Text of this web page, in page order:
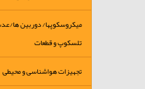
میکروسکوپها/ دوربین ها/
تلسکوپ و قطعات
تجهیزات هواشناسی و محیطی